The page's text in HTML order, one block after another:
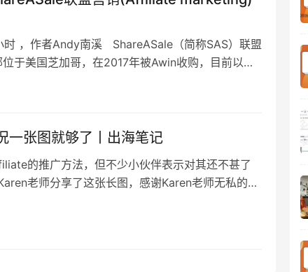
时 ，作者Andy南溪 ShareASale（简称SAS）联盟
于美国芝加哥，在2017年被Awin收购，目前以独
一张图就够了丨出海笔记
的推广方法，但不少小伙伴表示对其还不甚了
老师分享了这张长图，感谢Karen老师无私的分